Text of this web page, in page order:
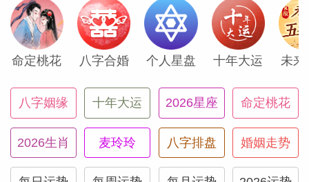
月25日的天秤座新月。新月照亮了你的短
期旅途宫第三宫，你可能会从家里出发并享
受新的季节。如果生活在北半球，大自然正
忙着将树叶变成明亮的金色、红色和橙色，
仿佛使用了魔杖一般，她创造出金色的光线
和拉长的阴影，以营造出最美妙的效果。如
果生活在南半球，你会拥有春天的初芽，更
长的白天，以及柔和的粉红色光芒。不管怎
命定桃花 八字合婚 个人星盘 十年大运 未来
八字姻缘 十年大运 2026星座 命定桃花
2026生肖 麦玲玲 八字排盘 婚姻走势